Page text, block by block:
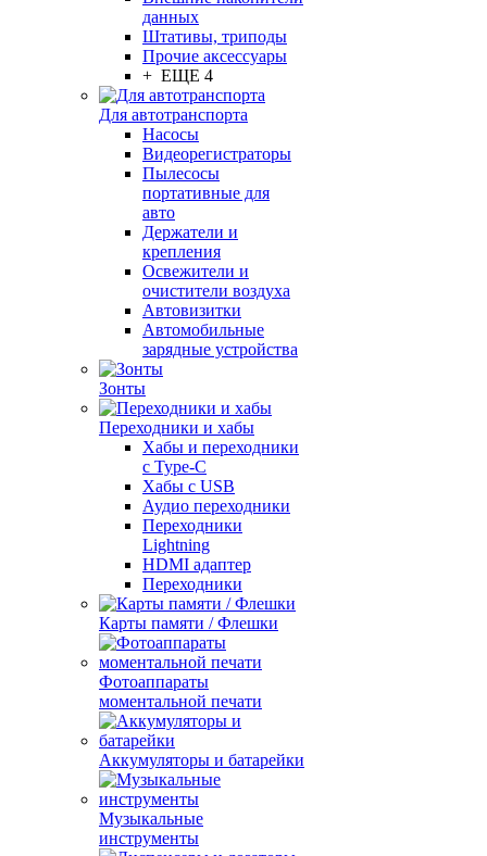
данных
Штативы, триподы
Прочие аксессуары
+ ЕЩЕ 4
Для автотранспорта
Насосы
Видеорегистраторы
Пылесосы
портативные для
авто
Держатели и
крепления
Освежители и
очистители воздуха
Автовизитки
Автомобильные
зарядные устройства
Зонты
Переходники и хабы
Хабы и переходники
с Type-C
Хабы с USB
Аудио переходники
Переходники
Lightning
HDMI адаптер
Переходники
Карты памяти / Флешки
Фотоаппараты
моментальной печати
Аккумуляторы и батарейки
Музыкальные
инструменты